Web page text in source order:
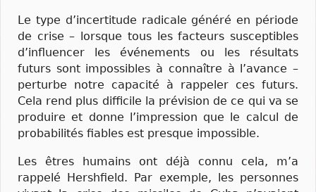
Le type d’incertitude radicale généré en période
de crise – lorsque tous les facteurs susceptibles
d’influencer les événements ou les résultats
futurs sont impossibles à connaître à l’avance –
perturbe notre capacité à rappeler ces futurs.
Cela rend plus difficile la prévision de ce qui va se
produire et donne l’impression que le calcul de
probabilités fiables est presque impossible.
Les êtres humains ont déjà connu cela, m’a
rappelé Hershfield. Par exemple, les personnes